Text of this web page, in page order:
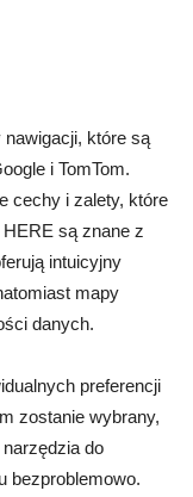
które są
i TomTom.
cechy i zalety, które
są znane z
intuicyjny
mapy
danych.
preferencji
zostanie wybrany,
do
bezproblemowo.